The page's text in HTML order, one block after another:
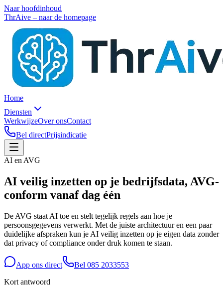
Naar hoofdinhoud
ThrAive – naar de homepage
Home
Diensten
WerkwijzeOver onsContact
Bel directPrijsindicatie
AI en AVG
AI veilig inzetten op je bedrijfsdata, AVG-
conform vanaf dag één
De AVG staat AI toe en stelt tegelijk regels aan hoe je
persoonsgegevens verwerkt. Met de juiste architectuur en een paar
duidelijke afspraken kun je AI veilig inzetten op je eigen data zonder
dat privacy of compliance onder druk komen te staan.
App ons direct Bel 085 2033553
Kort antwoord